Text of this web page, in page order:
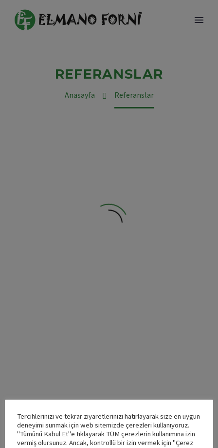
REFERANSLAR
Anasayfa Referanslar
Tercihlerinizi ve tekrar ziyaretlerinizi hatırlayarak size en uygun
deneyimi sunmak için web sitemizde çerezleri kullanıyoruz.
"Tümünü Kabul Et"e tıklayarak TÜM çerezlerin kullanımına izin
vermiş olursunuz. Ancak, kontrollü bir izin vermek için "Çerez